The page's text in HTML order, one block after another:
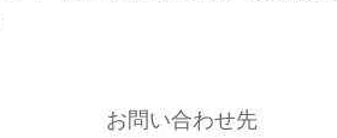
お問い合わせ先